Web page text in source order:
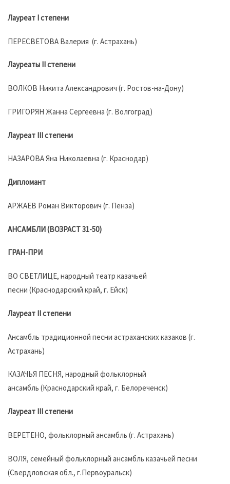
Лауреат I степени
ПЕРЕСВЕТОВА Валерия (г. Астрахань)
Лауреаты II степени
ВОЛКОВ Никита Александрович (г. Ростов-на-Дону)
ГРИГОРЯН Жанна Сергеевна (г. Волгоград)
Лауреат III степени
НАЗАРОВА Яна Николаевна (г. Краснодар)
Дипломант
АРЖАЕВ Роман Викторович (г. Пенза)
АНСАМБЛИ (ВОЗРАСТ 31-50)
ГРАН-ПРИ
ВО СВЕТЛИЦЕ, народный театр казачьей
песни (Краснодарский край, г. Ейск)
Лауреат II степени
Ансамбль традиционной песни астраханских казаков (г.
Астрахань)
КАЗАЧЬЯ ПЕСНЯ, народный фольклорный
ансамбль (Краснодарский край, г. Белореченск)
Лауреат III степени
ВЕРЕТЕНО, фольклорный ансамбль (г. Астрахань)
ВОЛЯ, семейный фольклорный ансамбль казачьей песни
(Свердловская обл., г.Первоуральск)